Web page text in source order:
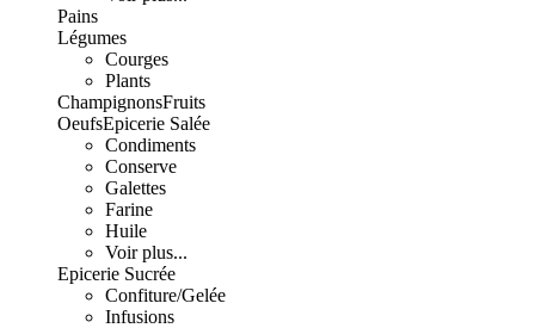
Pains
Légumes
Courges
Plants
ChampignonsFruits
OeufsEpicerie Salée
Condiments
Conserve
Galettes
Farine
Huile
Voir plus...
Epicerie Sucrée
Confiture/Gelée
Infusions